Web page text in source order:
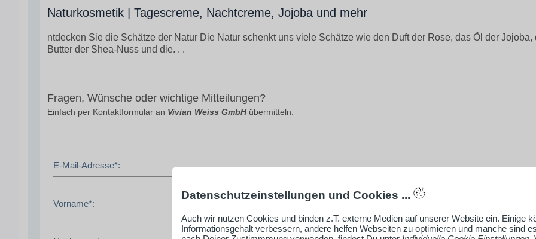
Naturkosmetik | Tagescreme, Nachtcreme, Jojoba und mehr
ntdecken Sie die Schätze der Natur Die Natur schenkt uns viele Schätze wie den Duft der Rose, das Öl der Jojoba,
Butter der Shea-Nuss und die. . .
Fragen, Wünsche oder wichtige Mitteilungen?
Einfach per Kontaktformular an Vivian Weiss GmbHübermitteln:
E-Mail-Adresse*:
Vorname*:
Datenschutzeinstellungen und Cookies ...
Auch wir nutzen Cookies und binden z.T. externe Medien auf unserer Website ein. Einige
Informationsgehalt verbessern, andere helfen Webseiten zu optimieren und manche sind